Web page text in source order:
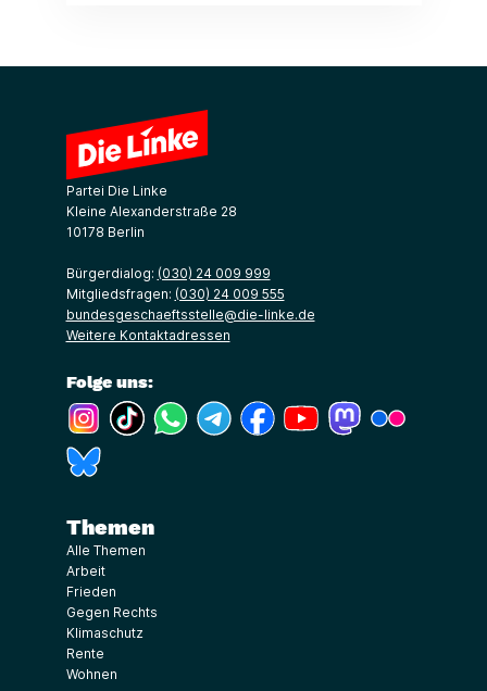
Partei Die Linke
Kleine Alexanderstraße 28
10178 Berlin
Bürgerdialog: (030) 24 009 999
Mitgliedsfragen: (030) 24 009 555
bundesgeschaeftsstelle@die-linke.de
Weitere Kontaktadressen
Folge uns:
(Link öffnet ein neues Fenster)
(Link öffnet ein neues Fenster)
(Link öffnet ein neues Fenster)
(Link öffnet ein neues Fenster)
(Link öffnet ein neues Fenster)
(Link öffnet ein neues
(Link öffnet ein
Themen
Alle Themen
Arbeit
Frieden
Gegen Rechts
Klimaschutz
Rente
Wohnen